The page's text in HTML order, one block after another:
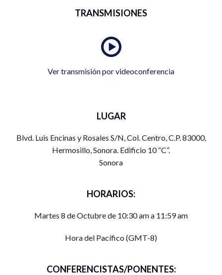
TRANSMISIONES
Ver transmisión por videoconferencia
LUGAR
Blvd. Luis Encinas y Rosales S/N, Col. Centro, C.P. 83000,
Hermosillo, Sonora. Edificio 10 “C”.
Sonora
HORARIOS:
Martes 8 de Octubre de 10:30 am a 11:59 am
Hora del Pacífico (GMT-8)
CONFERENCISTAS/PONENTES: